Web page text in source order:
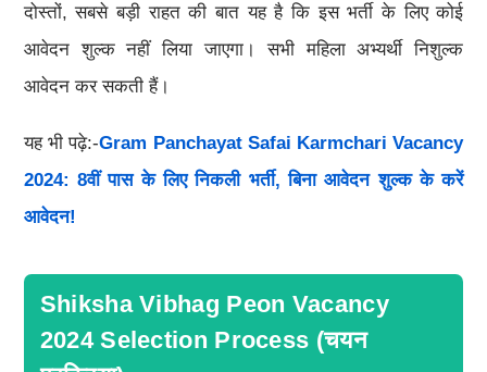
दोस्तों, सबसे बड़ी राहत की बात यह है कि इस भर्ती के लिए कोई
आवेदन शुल्क नहीं लिया जाएगा। सभी महिला अभ्यर्थी निशुल्क
आवेदन कर सकती हैं।
यह भी पढ़े:-Gram Panchayat Safai Karmchari Vacancy
2024: 8वीं पास के लिए निकली भर्ती, बिना आवेदन शुल्क के करें
आवेदन!
Shiksha Vibhag Peon Vacancy
2024 Selection Process (चयन